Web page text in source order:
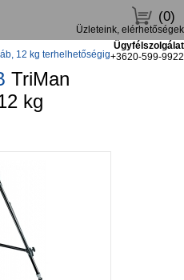
(0)
Üzleteink, elérhetőségek
Ügyfélszolgálat
+3620-599-9922
12 kg terhelhetőségig
TriMan
kg